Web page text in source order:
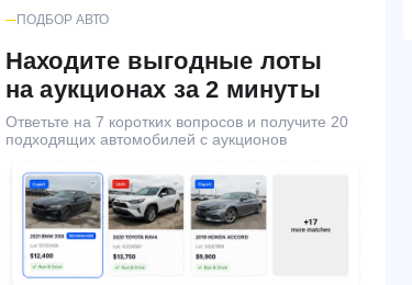
ПОДБОР АВТО
Находите выгодные лоты
на аукционах за 2 минуты
Ответьте на 7 коротких вопросов и получите 20
подходящих автомобилей с аукционов